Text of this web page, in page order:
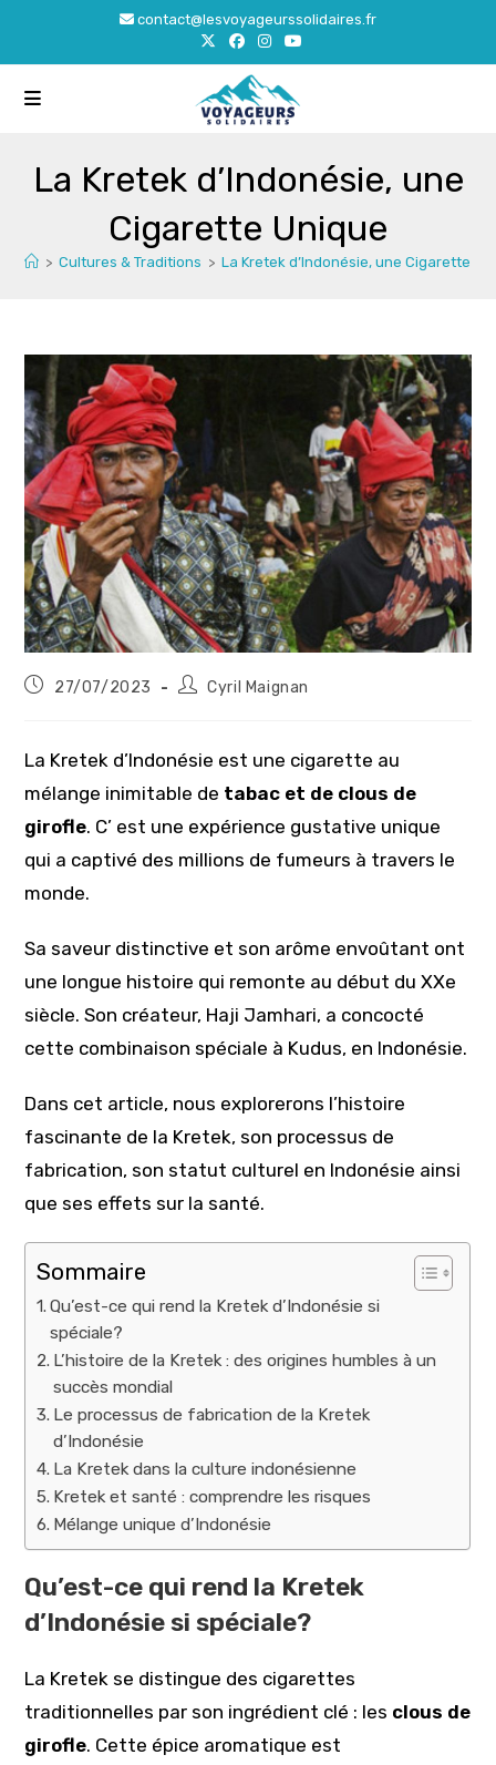
content
contact@lesvoyageurssolidaires.fr
La Kretek d’Indonésie, une
Cigarette Unique
> Cultures & Traditions > La Kretek d’Indonésie, une Cigarette
Publication
27/07/2023
Auteur/autrice
Cyril Maignan
La Kretek d’Indonésie est une cigarette au
mélange inimitable de tabac et de clous de
girofle. C’ est une expérience gustative unique
qui a captivé des millions de fumeurs à travers le
monde.
Sa saveur distinctive et son arôme envoûtant ont
une longue histoire qui remonte au début du XXe
siècle. Son créateur, Haji Jamhari, a concocté
cette combinaison spéciale à Kudus, en Indonésie.
Dans cet article, nous explorerons l’histoire
fascinante de la Kretek, son processus de
fabrication, son statut culturel en Indonésie ainsi
que ses effets sur la santé.
Sommaire
Qu’est-ce qui rend la Kretek d’Indonésie si
spéciale?
L’histoire de la Kretek : des origines humbles à un
succès mondial
Le processus de fabrication de la Kretek
d’Indonésie
La Kretek dans la culture indonésienne
Kretek et santé : comprendre les risques
Mélange unique d’Indonésie
Qu’est-ce qui rend la Kretek
d’Indonésie si spéciale?
La Kretek se distingue des cigarettes
traditionnelles par son ingrédient clé : les clous de
girofle. Cette épice aromatique est